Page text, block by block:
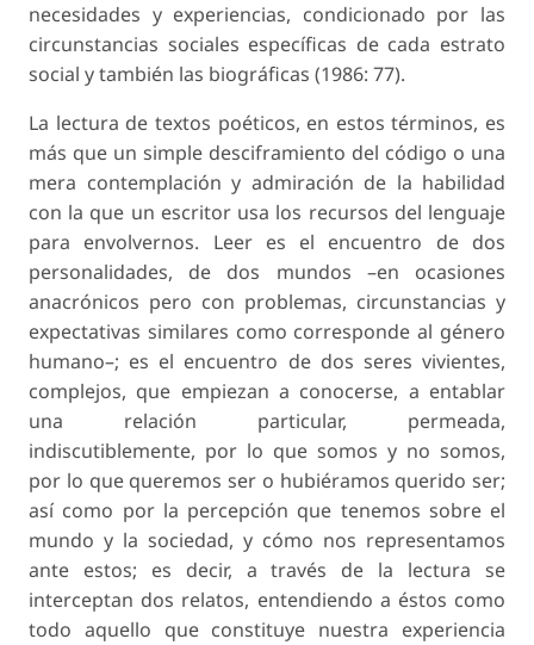
necesidades y experiencias, condicionado por las
circunstancias sociales específicas de cada estrato
social y también las biográficas (1986: 77).
La lectura de textos poéticos, en estos términos, es
más que un simple desciframiento del código o una
mera contemplación y admiración de la habilidad
con la que un escritor usa los recursos del lenguaje
para envolvernos. Leer es el encuentro de dos
personalidades, de dos mundos –en ocasiones
anacrónicos pero con problemas, circunstancias y
expectativas similares como corresponde al género
humano–; es el encuentro de dos seres vivientes,
complejos, que empiezan a conocerse, a entablar
una relación particular, permeada,
indiscutiblemente, por lo que somos y no somos,
por lo que queremos ser o hubiéramos querido ser;
así como por la percepción que tenemos sobre el
mundo y la sociedad, y cómo nos representamos
ante estos; es decir, a través de la lectura se
interceptan dos relatos, entendiendo a éstos como
todo aquello que constituye nuestra experiencia